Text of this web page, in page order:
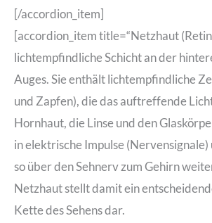
[/accordion_item]
[accordion_item title=“Netzhaut
lichtempfindliche Schicht an der
Auges. Sie enthält lichtempfindliche
und Zapfen), die das auftreffende
Hornhaut, die Linse und den
in elektrische Impulse
so über den Sehnerv zum Gehirn
Netzhaut stellt damit ein
Kette des Sehens dar.